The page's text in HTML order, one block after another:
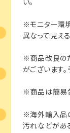
※モニター環
異なって見え
※商品改良の
がございます
※商品は簡易
※海外輸入品
汚れなどがあ